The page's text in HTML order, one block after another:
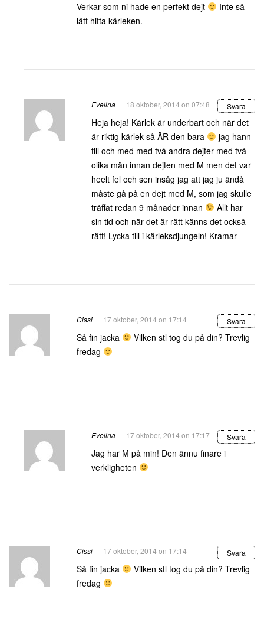
Verkar som ni hade en perfekt dejt
Inte så
lätt hitta kärleken.
Evelina 18 oktober, 2014 on 07:48 Svara
Heja heja! Kärlek är underbart och när det
är riktig kärlek så ÄR den bara
jag hann
till och med med två andra dejter med två
olika män innan dejten med M men det var
heelt fel och sen insåg jag att jag ju ändå
måste gå på en dejt med M, som jag skulle
träffat redan 9 månader innan
Allt har
sin tid och när det är rätt känns det också
rätt! Lycka till i kärleksdjungeln! Kramar
Cissi 17 oktober, 2014 on 17:14 Svara
Så fin jacka
Vilken stl tog du på din? Trevlig
fredag
Evelina 17 oktober, 2014 on 17:17 Svara
Jag har M på min! Den ännu finare i
verkligheten
Cissi 17 oktober, 2014 on 17:14 Svara
Så fin jacka
Vilken stl tog du på din? Trevlig
fredag